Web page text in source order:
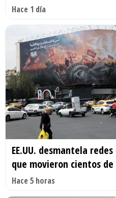
Hace 1 día
EE.UU. desmantela
que movieron cientos
Hace 5 horas